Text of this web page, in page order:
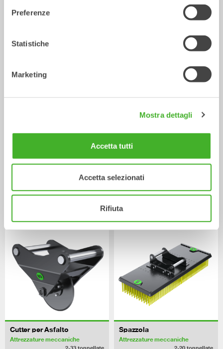
Preferenze
Statistiche
Marketing
Mostra dettagli
Accetta tutti
Accetta selezionati
Rifiuta
Attrezzature idrauliche
/ SANY SY75C
Attrezzature meccaniche Attrezzature meccaniche
Cutter per Asfalto
Attrezzature meccaniche
Spazzola
Attrezzature meccaniche